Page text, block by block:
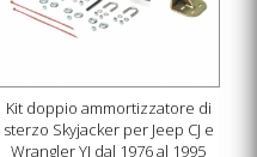
Kit doppio ammortizzatore di
sterzo Skyjacker per Jeep CJ e
Wrangler YJ dal 1976 al 1995